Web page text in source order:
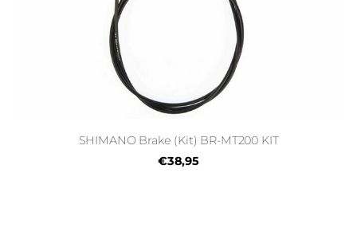
SHIMANO Brake (Kit) BR-MT200 KIT
€38,95